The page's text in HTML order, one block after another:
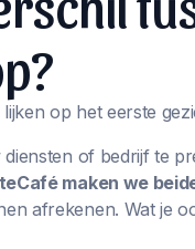
op het eerste
diensten of bedrijf te
maken we
afrekenen. Wat je